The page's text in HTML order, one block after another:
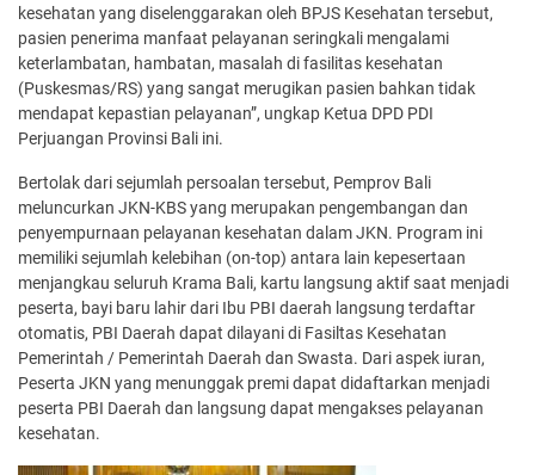
kesehatan yang diselenggarakan oleh BPJS Kesehatan tersebut,
pasien penerima manfaat pelayanan seringkali mengalami
keterlambatan, hambatan, masalah di fasilitas kesehatan
(Puskesmas/RS) yang sangat merugikan pasien bahkan tidak
mendapat kepastian pelayanan”, ungkap Ketua DPD PDI
Perjuangan Provinsi Bali ini.
Bertolak dari sejumlah persoalan tersebut, Pemprov Bali
meluncurkan JKN-KBS yang merupakan pengembangan dan
penyempurnaan pelayanan kesehatan dalam JKN. Program ini
memiliki sejumlah kelebihan (on-top) antara lain kepesertaan
menjangkau seluruh Krama Bali, kartu langsung aktif saat menjadi
peserta, bayi baru lahir dari Ibu PBI daerah langsung terdaftar
otomatis, PBI Daerah dapat dilayani di Fasiltas Kesehatan
Pemerintah / Pemerintah Daerah dan Swasta. Dari aspek iuran,
Peserta JKN yang menunggak premi dapat didaftarkan menjadi
peserta PBI Daerah dan langsung dapat mengakses pelayanan
kesehatan.